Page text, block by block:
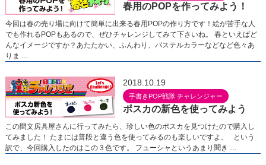
春用のPOPを作ってみよう！
今回は春の売り場に向けて簡単に出来る春用POPの作り方です！絵が苦手な人
でも作れるPOPもあるので、ぜひチャレンジしてみて下さいね。 春といえばど
んなイメージですか？あたたかい、ふんわり、パステルカラーなどなど色々あ
りま …
2018.10.19
手書きPOP戦隊 チャレンジャー
ポスカの新色を使ってみよう
この間文房具屋さんに行ってみたら、珍しい色のポスカを見つけたので購入し
てみました！ たまには普段と違う色を使ってみるのも楽しいですよ。 という
訳で、今回購入したのはこの３色です。 フューシャというあまり聞き …